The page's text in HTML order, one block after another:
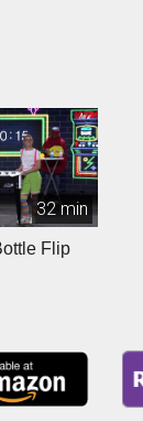
32 min
Flip